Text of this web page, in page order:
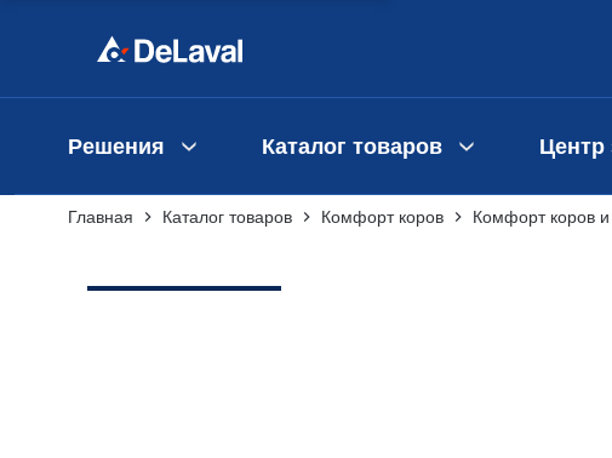
Решения Каталог товаров Центр
Главная Каталог товаров Комфорт коров Комфорт коров